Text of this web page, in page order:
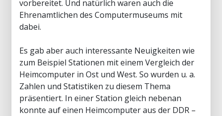
vorbereitet. Und natürlich waren auch die
Ehrenamtlichen des Computermuseums mit
dabei.
Es gab aber auch interessante Neuigkeiten wie
zum Beispiel Stationen mit einem Vergleich der
Heimcomputer in Ost und West. So wurden u. a.
Zahlen und Statistiken zu diesem Thema
präsentiert. In einer Station gleich nebenan
konnte auf einen Heimcomputer aus der DDR –